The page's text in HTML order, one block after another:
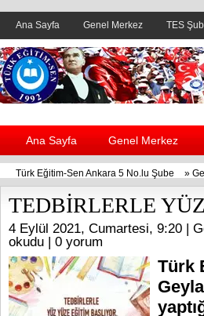
Ana Sayfa Genel Merkez TES
Ana Sayfa Genel Merkez
Türk Eğitim-Sen Ankara 5 No.lu Şube »
TEDBİRLERLE
4 Eylül 2021, Cumartesi, 9:20 |
okudu | 0 yorum
Türk